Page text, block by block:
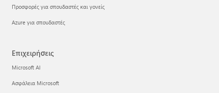
Προσφορές για σπουδαστές και γονείς
Azure για σπουδαστές
Επιχειρήσεις
Microsoft AI
Ασφάλεια Microsoft